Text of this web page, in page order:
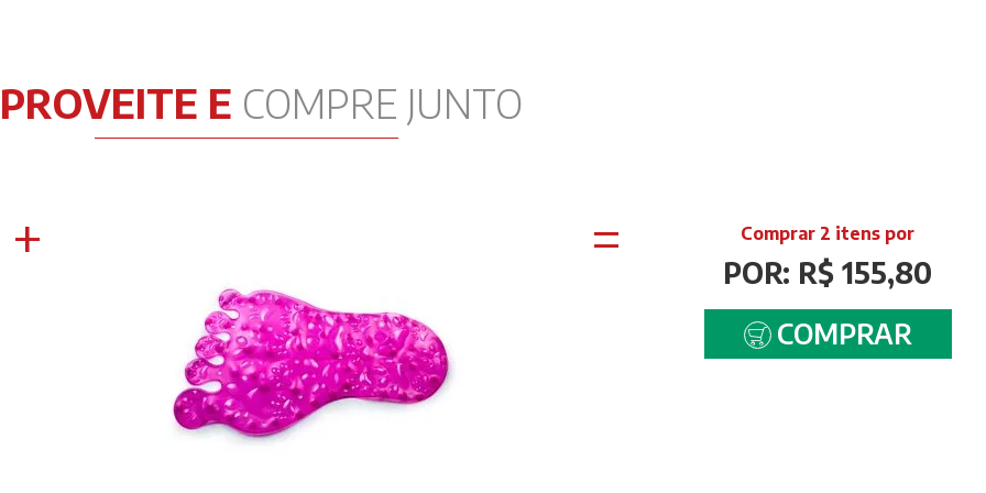
E COMPRE JUNTO
+ = Comprar 2 itens por
POR: R$ 155,80
COMPRAR